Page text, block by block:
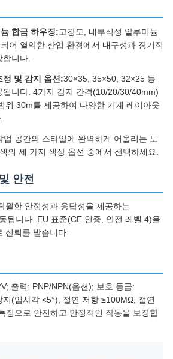
합금 하우징:고강도, 내부식성 알루미늄
어 열악한 산업 환경에서 내구성과 장기적
니다.
정 및 감지 옵션:30×35, 35×50, 32×25 등
됩니다. 4가지 감지 간격(10/20/30/40mm)
위 30m를 제공하여 다양한 기계 레이아웃
업 공간의 스타일에 완벽하게 어울리는 노
의 세 가지 색상 옵션 중에서 선택하세요.
안전
월한 안정성과 응답성을 제공하는
됩니다. EU 표준(CE 인증, 안전 레벨 4)을
신뢰를 받습니다.
출력: PNP/NPN(옵션); 보호 등급:
(입사각 <5°), 절연 저항 ≥100MΩ, 절연
징으로 안전하고 안정적인 작동을 보장합